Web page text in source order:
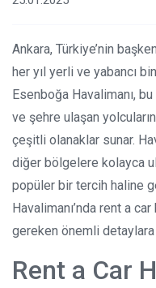
Ankara, Türkiye’nin
her yıl yerli ve yabancı
Esenboğa Havalimanı,
ve şehre ulaşan
çeşitli olanaklar sunar.
diğer bölgelere kolayca
popüler bir tercih haline
Havalimanı’nda rent a
gereken önemli
Rent a Car